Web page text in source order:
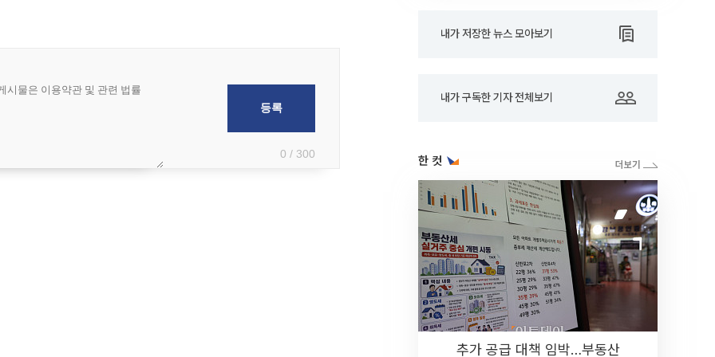
0 / 300
내가 저장한 뉴스 모아보기
내가 구독한 기자 전체보기
한 컷
추가 공급 대책 임박…부동산